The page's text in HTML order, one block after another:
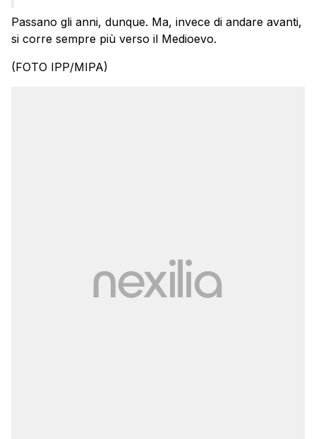
Passano gli anni, dunque. Ma, invece di andare avanti,
si corre sempre più verso il Medioevo.
(FOTO IPP/MIPA)